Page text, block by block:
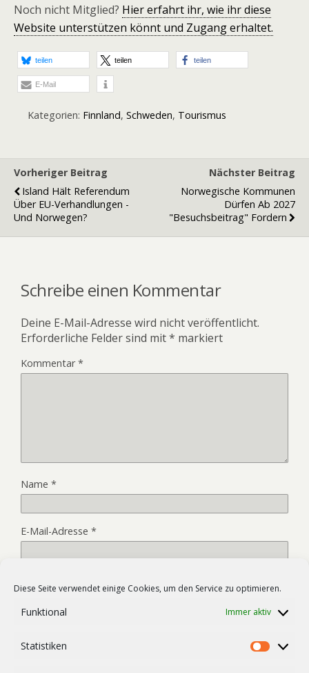
Diese Seite verwendet einige Cookies, um den Service zu optimieren.
Funktional Immer aktiv
Statistiken
Noch nicht Mitglied? Hier erfahrt ihr, wie ihr diese
Website unterstützen könnt und Zugang erhaltet.
teilen teilen teilen
E-Mail
Kategorien: Finnland, Schweden, Tourismus
Vorheriger Beitrag
Island Hält Referendum
Über EU-Verhandlungen -
Und Norwegen?
Nächster Beitrag
Norwegische Kommunen
Dürfen Ab 2027
"Besuchsbeitrag" Fordern
Schreibe einen Kommentar
Deine E-Mail-Adresse wird nicht veröffentlicht.
Erforderliche Felder sind mit* markiert
Kommentar*
Name *
E-Mail-Adresse *
Name, E-Mail-Adresse und Website in diesem Browser für
meinen nächsten Kommentar speichern.